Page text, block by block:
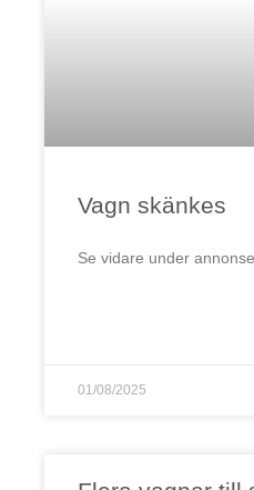
Vagn skänkes
Se vidare under
01/08/2025